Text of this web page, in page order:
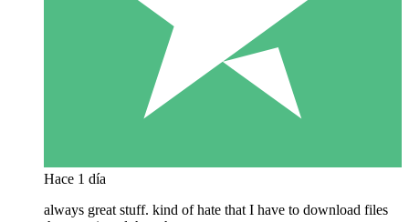
Hace 1 día
always great stuff. kind of hate that I have to download files